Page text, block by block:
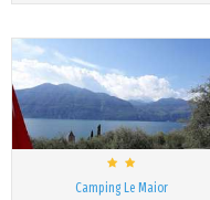
Camping Le Maior